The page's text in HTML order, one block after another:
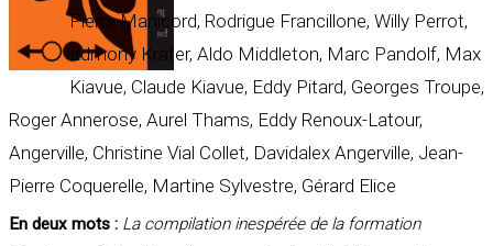
Pierre Manicord, Rodrigue Francillone, Willy Perrot,
Edmony Krater, Aldo Middleton, Marc Pandolf, Max
Kiavue, Claude Kiavue, Eddy Pitard, Georges Troupe,
Roger Annerose, Aurel Thams, Eddy Renoux-Latour,
Angerville, Christine Vial Collet, Davidalex Angerville, Jean-
Pierre Coquerelle, Martine Sylvestre, Gérard Elice
En deux mots : La compilation inespérée de la formation